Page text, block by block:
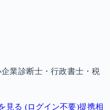
業診断士・行政書士・税
見る (ログイン不要)提携相